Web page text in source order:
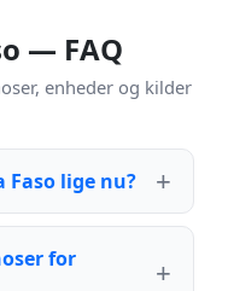
— FAQ
enheder og kilder
lige nu?
for